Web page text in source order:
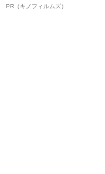
ボ》
PR（キノフィルムズ）